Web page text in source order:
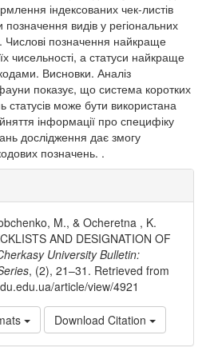
індексованих чек-листів
позначення видів у регіональних
Числові позначення найкраще
чисельності, а статуси найкраще
Висновки. Аналіз
показує, що система коротких
статусів може бути використана
інформації про специфіку
дослідження дає змогу
кодових позначень. .
M., & Ocheretna , K.
AND DESIGNATION OF
University Bulletin:
, (2), 21–31. Retrieved from
article/view/4921
Download Citation